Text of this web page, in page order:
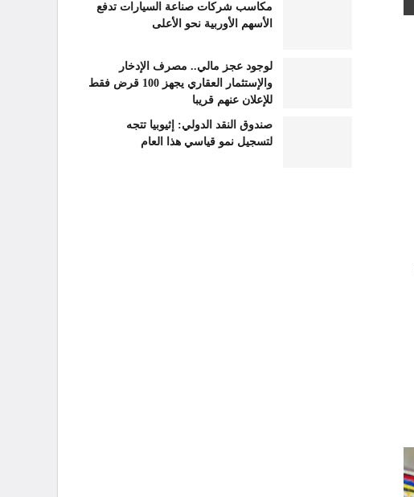
مكاسب شركات صناعة السيارات تدفع
الأسهم الأوربية نحو الأعلى
لوجود عجز مالي.. مصرف الإدخار
والإستثمار العقاري يجهز 100 قرض فقط
للإعلان عنهم قريبا
صندوق النقد الدولي: إثيوبيا تتجه
لتسجيل نمو قياسي هذا العام